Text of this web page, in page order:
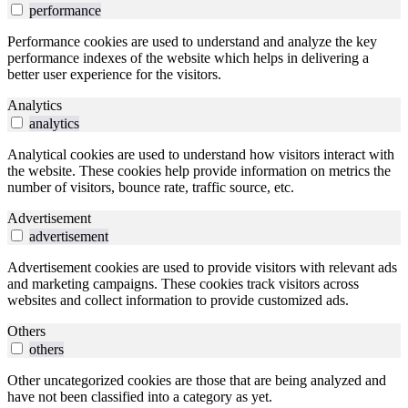
performance
Performance cookies are used to understand and analyze the key
performance indexes of the website which helps in delivering a
better user experience for the visitors.
Analytics
analytics
Analytical cookies are used to understand how visitors interact with
the website. These cookies help provide information on metrics the
number of visitors, bounce rate, traffic source, etc.
Advertisement
advertisement
Advertisement cookies are used to provide visitors with relevant ads
and marketing campaigns. These cookies track visitors across
websites and collect information to provide customized ads.
Others
others
Other uncategorized cookies are those that are being analyzed and
have not been classified into a category as yet.